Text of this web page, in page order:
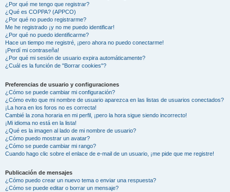
¿Por qué me tengo que registrar?
¿Qué es COPPA? (APPCO)
¿Por qué no puedo registrarme?
Me he registrado ¡y no me puedo identificar!
¿Por qué no puedo identificarme?
Hace un tiempo me registré, ¡pero ahora no puedo conectarme!
¡Perdí mi contraseña!
¿Por qué mi sesión de usuario expira automáticamente?
¿Cuál es la función de "Borrar cookies"?
Preferencias de usuario y configuraciones
¿Cómo se puede cambiar mi configuración?
¿Cómo evito que mi nombre de usuario aparezca en las listas de usuarios conectados?
¡La hora en los foros no es correcta!
Cambié la zona horaria en mi perfil, ¡pero la hora sigue siendo incorrecto!
¡Mi idioma no está en la lista!
¿Qué es la imagen al lado de mi nombre de usuario?
¿Cómo puedo mostrar un avatar?
¿Cómo se puede cambiar mi rango?
Cuando hago clic sobre el enlace de e-mail de un usuario, ¡me pide que me registre!
Publicación de mensajes
¿Cómo puedo crear un nuevo tema o enviar una respuesta?
¿Cómo se puede editar o borrar un mensaje?